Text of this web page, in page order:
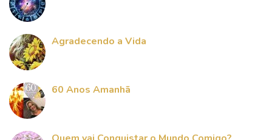
Agradecendo a Vida
60 Anos Amanhã